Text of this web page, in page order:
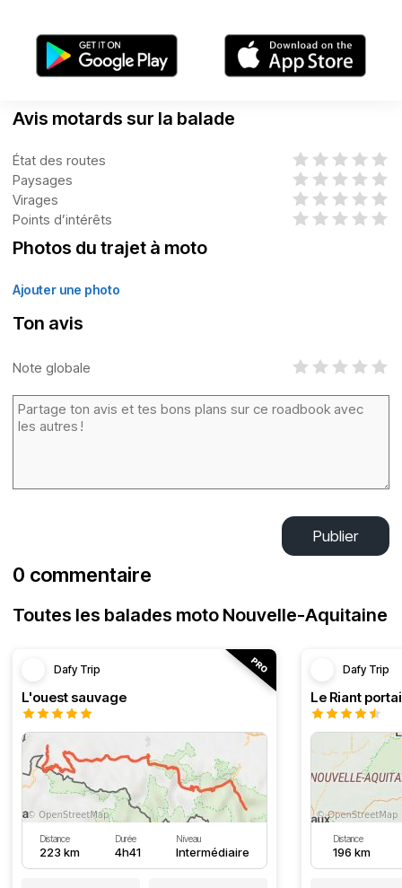
Avis motards sur la balade
État des routes
Paysages
Virages
Points d’intérêts
Photos du trajet à moto
Ajouter une photo
Ton avis
Note globale
Publier
0 commentaire
Toutes les balades moto Nouvelle-Aquitaine
Dafy Trip
L'ouest sauvage
Distance
223 km
Durée
4h41
Niveau
Intermédiaire
Dafy Trip
Le Riant
Distance
196 km